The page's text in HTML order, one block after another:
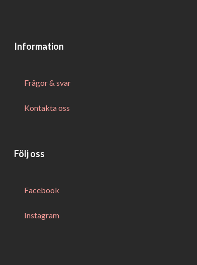
Information
Frågor & svar
Kontakta oss
Följ oss
Facebook
Instagram